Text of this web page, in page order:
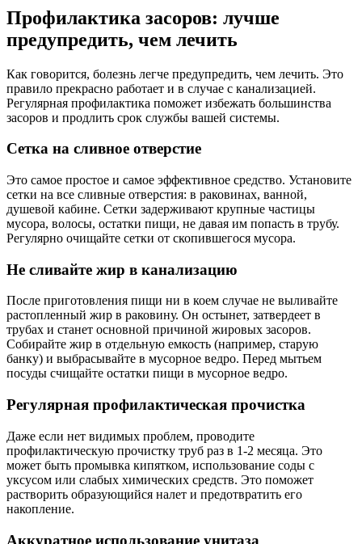
Профилактика засоров: лучше
предупредить, чем лечить
Как говорится, болезнь легче предупредить, чем лечить. Это
правило прекрасно работает и в случае с канализацией.
Регулярная профилактика поможет избежать большинства
засоров и продлить срок службы вашей системы.
Сетка на сливное отверстие
Это самое простое и самое эффективное средство. Установите
сетки на все сливные отверстия: в раковинах, ванной,
душевой кабине. Сетки задерживают крупные частицы
мусора, волосы, остатки пищи, не давая им попасть в трубу.
Регулярно очищайте сетки от скопившегося мусора.
Не сливайте жир в канализацию
После приготовления пищи ни в коем случае не выливайте
растопленный жир в раковину. Он остынет, затвердеет в
трубах и станет основной причиной жировых засоров.
Собирайте жир в отдельную емкость (например, старую
банку) и выбрасывайте в мусорное ведро. Перед мытьем
посуды счищайте остатки пищи в мусорное ведро.
Регулярная профилактическая прочистка
Даже если нет видимых проблем, проводите
профилактическую прочистку труб раз в 1-2 месяца. Это
может быть промывка кипятком, использование соды с
уксусом или слабых химических средств. Это поможет
растворить образующийся налет и предотвратить его
накопление.
Аккуратное использование унитаза